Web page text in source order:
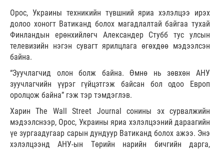
Орос, Украины техникийн түвшний яриа хэлэлцээ ирэх
долоо хоногт Ватиканд болох магадлалтай байгаа тухай
Финландын ерөнхийлөгч Александер Стубб тус улсын
телевизийн нэгэн сувагт ярилцлага өгөхдөө мэдээлсэн
байна.
“Зуучлагчид олон болж байна. Өмнө нь зөвхөн АНУ
зуучлагчийн үүрэг гүйцэтгэж байсан бол одоо Европ
оролцож байна” гэж тэр тэмдэглэв.
Харин The Wall Street Journal сонины эх сурвалжийн
мэдээлснээр, Орос, Украины яриа хэлэлцээний дараагийн
үе зургаадугаар сарын дундуур Ватиканд болох ажээ. Энэ
хэлэлцээнд АНУ-ын Төрийн нарийн бичгийн дарга,